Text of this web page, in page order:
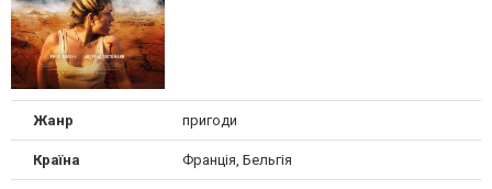
Жанр пригоди
Країна Франція, Бельгія